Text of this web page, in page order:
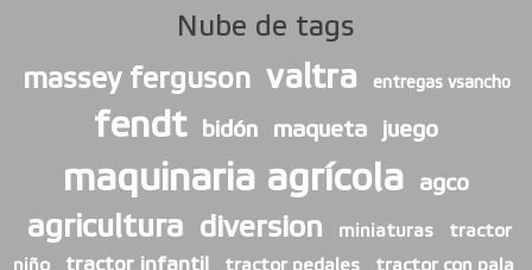
Nube de tags
massey ferguson
valtra entregas vsancho
fendt bidón maqueta juego
maquinaria agrícola agco
agricultura diversion miniaturas tractor
niño tractor infantil tractor pedales tractor con pala